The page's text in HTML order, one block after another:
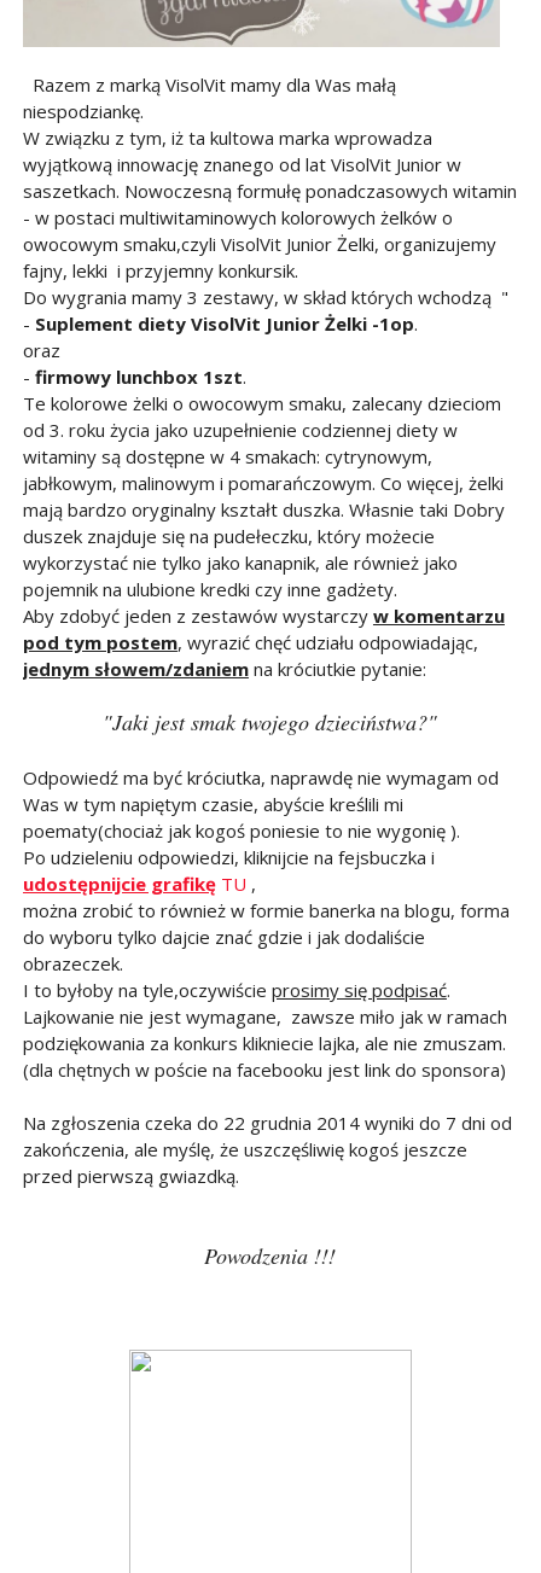
Razem z marką VisolVit mamy dla Was małą
niespodziankę.
W związku z tym, iż ta kultowa marka wprowadza
wyjątkową innowację znanego od lat VisolVit Junior w
saszetkach. Nowoczesną formułę ponadczasowych witamin
- w postaci multiwitaminowych kolorowych żelków o
owocowym smaku,czyli VisolVit Junior Żelki, organizujemy
fajny, lekki i przyjemny konkursik.
Do wygrania mamy 3 zestawy, w skład których wchodzą "
- Suplement diety VisolVit Junior Żelki -1op.
oraz
- firmowy lunchbox 1szt.
Te kolorowe żelki o owocowym smaku, zalecany dzieciom
od 3. roku życia jako uzupełnienie codziennej diety w
witaminy są dostępne w 4 smakach: cytrynowym,
jabłkowym, malinowym i pomarańczowym. Co więcej, żelki
mają bardzo oryginalny kształt duszka. Własnie taki Dobry
duszek znajduje się na pudełeczku, który możecie
wykorzystać nie tylko jako kanapnik, ale również jako
pojemnik na ulubione kredki czy inne gadżety.
Aby zdobyć jeden z zestawów wystarczy w komentarzu
pod tym postem, wyrazić chęć udziału odpowiadając,
jednym słowem/zdaniemna króciutkie pytanie:
"Jaki jest smak twojego dzieciństwa?"
Odpowiedź ma być króciutka, naprawdę nie wymagam od
Was w tym napiętym czasie, abyście kreślili mi
poematy(chociaż jak kogoś poniesie to nie wygonię ).
Po udzieleniu odpowiedzi, kliknijcie na fejsbuczka i
udostępnijcie grafikęTU ,
można zrobić to również w formie banerka na blogu, forma
do wyboru tylko dajcie znać gdzie i jak dodaliście
obrazeczek.
I to byłoby na tyle,oczywiście prosimy się podpisać.
Lajkowanie nie jest wymagane, zawsze miło jak w ramach
podziękowania za konkurs klikniecie lajka, ale nie zmuszam.
(dla chętnych w poście na facebooku jest link do sponsora)
Na zgłoszenia czeka do 22 grudnia 2014 wyniki do 7 dni od
zakończenia, ale myślę, że uszczęśliwię kogoś jeszcze
przed pierwszą gwiazdką.
Powodzenia !!!